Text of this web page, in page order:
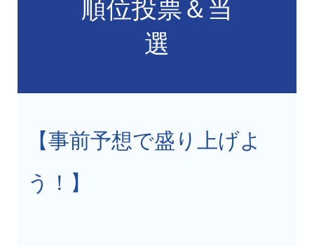
順位投票＆当
選
【事前予想で盛り上げよ
う！】